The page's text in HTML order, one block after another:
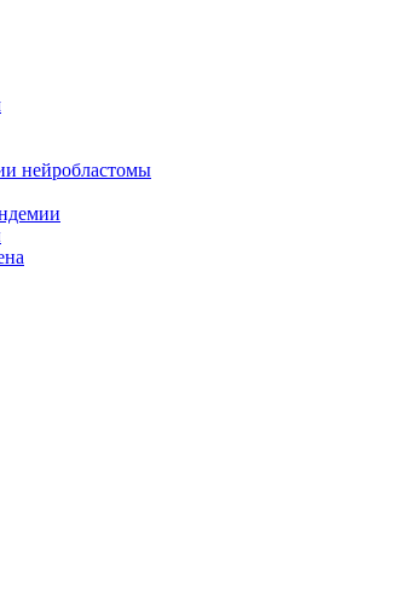
нейробластомы